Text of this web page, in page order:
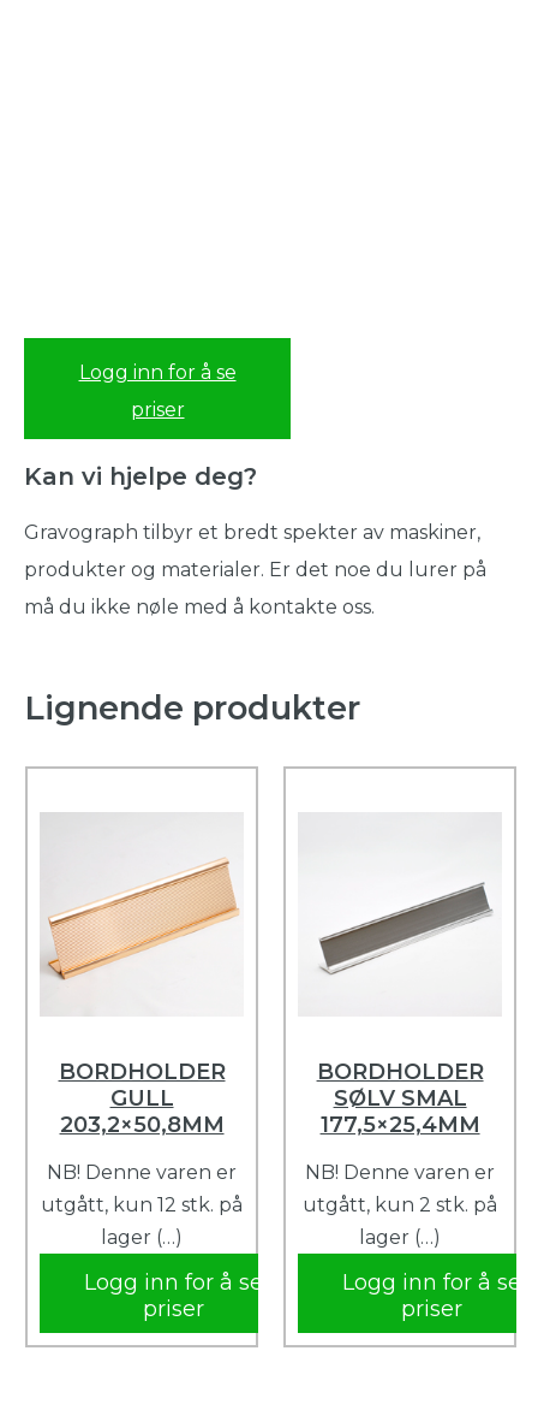
Logg inn for å se
priser
Kan vi hjelpe deg?
Gravograph tilbyr et bredt spekter av maskiner,
produkter og materialer. Er det noe du lurer på
må du ikke nøle med å kontakte oss.
Lignende produkter
BORDHOLDER
GULL
203,2×50,8MM
NB! Denne varen er
utgått, kun 12 stk. på
lager (…)
Logg inn for å se
priser
BORDHOLDER
SØLV SMAL
177,5×25,4MM
NB! Denne varen er
utgått, kun 2 stk. på
lager (…)
Logg inn for å se
priser